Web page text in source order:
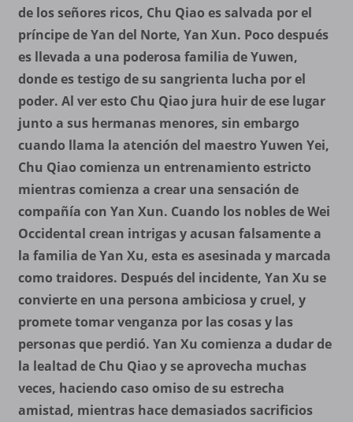
de los señores ricos, Chu Qiao es salvada por el
príncipe de Yan del Norte, Yan Xun. Poco después
es llevada a una poderosa familia de Yuwen,
donde es testigo de su sangrienta lucha por el
poder. Al ver esto Chu Qiao jura huir de ese lugar
junto a sus hermanas menores, sin embargo
cuando llama la atención del maestro Yuwen Yei,
Chu Qiao comienza un entrenamiento estricto
mientras comienza a crear una sensación de
compañía con Yan Xun. Cuando los nobles de Wei
Occidental crean intrigas y acusan falsamente a
la familia de Yan Xu, esta es asesinada y marcada
como traidores. Después del incidente, Yan Xu se
convierte en una persona ambiciosa y cruel, y
promete tomar venganza por las cosas y las
personas que perdió. Yan Xu comienza a dudar de
la lealtad de Chu Qiao y se aprovecha muchas
veces, haciendo caso omiso de su estrecha
amistad, mientras hace demasiados sacrificios